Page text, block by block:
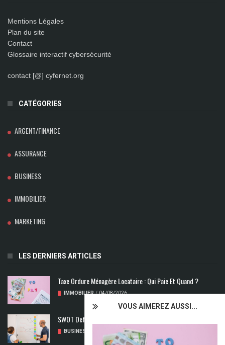
VOUS AIMEREZ AUSSI...
Mentions Légales
Plan du site
Contact
Glossaire interactif cybersécurité
contact [@] cyfernet.org
CATÉGORIES
ARGENT/FINANCE
ASSURANCE
BUSINESS
IMMOBILIER
MARKETING
LES DERNIERS ARTICLES
Taxe Ordure Ménagère Locataire : Qui Paie Et Quand ?
IMMOBILIER / 04/08/2026
SWOT Def : Qu’est-Ce Que L’analyse SWOT ?
BUSINESS 02/08/2026